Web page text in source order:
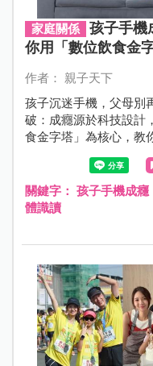
家庭關係
孩子手機
你用「數位飲食金
作者： 親子天下
孩子沉迷手機，父母別
破：成癮源於科技設計
食金字塔」為核心，教
回孩子和家庭的注意力
關鍵字： 孩子手機成癮
體識讀